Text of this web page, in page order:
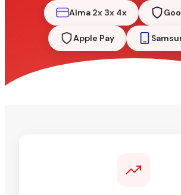
Alma 2x 3x 4x
Apple Pay